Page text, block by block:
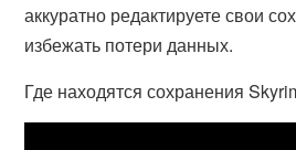
аккуратно редактируете свои
избежать потери данных.
Где находятся сохранения